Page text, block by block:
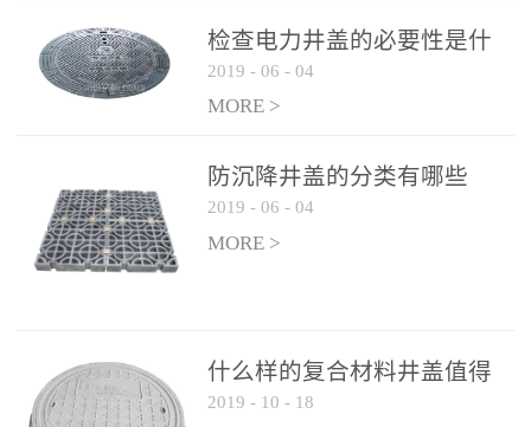
检查电力井盖的必要性是什
么？
2019 - 06 - 04
MORE >
防沉降井盖的分类有哪些
2019 - 06 - 04
MORE >
什么样的复合材料井盖值得
选择和使用
2019 - 10 - 18